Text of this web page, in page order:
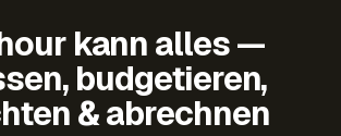
kann alles —
budgetieren,
& abrechnen